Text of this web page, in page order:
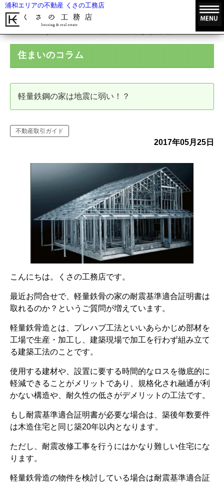
浦和エリアの不動産 くさの工務店
住まいのコラム
軽量鉄鋼の家は地震に弱い！？
不動産取引ガイド
2017年05月25日
こんにちは。くさの工務店です。
最近お問合せで、軽量鉄骨の家の耐震基準適合証明書は
取れるのか？というご質問が増えています。
軽量鉄骨造とは、プレハブ工法といいあらかじめ部材を
工場で生産・加工し、建築現場で加工を行わず組み立て
る建築工法のことです。
使用する建材や、設置に要する時間的なロスを徹底的に
軽減できることがメリットであり、規格化され融通が利
かない構造や、耐久性の低さがデメリットの工法です。
もし耐震基準適合証明書が必要な場合は、築後年数要件
は木造住宅と同じ築20年以内となります。
ただし、耐震改修工事を行うにはかなり難しい住宅にな
ります。
軽量鉄骨造の物件を検討している場合は耐震基準適合証